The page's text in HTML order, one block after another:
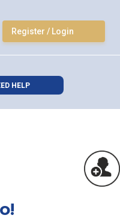
Register / Login
HELP